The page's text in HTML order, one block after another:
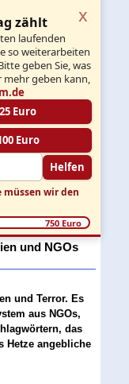
zählt
laufenden
so weiterarbeiten
geben Sie, was
mehr geben kann,
25 Euro
Euro
Helfen
x
wir den
750 Euro
und NGOs
und Terror. Es
aus NGOs,
das
Hetze angebliche